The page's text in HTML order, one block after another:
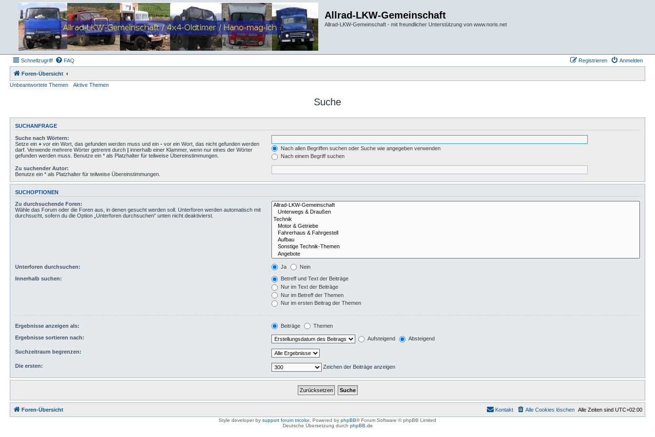
Allrad-LKW-Gemeinschaft
Allrad-LKW-Gemeinschaft - mit freundlicher Unterstützung von www.noris.net
Schnellzugriff FAQ Anmelden
Registrieren
Foren-Übersicht
Unbeantwortete Themen
Aktive Themen
Suche
SUCHANFRAGE
Suche nach Wörtern:
Setze ein + vor ein Wort, das gefunden werden muss und ein - vor ein Wort, das nicht gefunden werden
darf. Verwende mehrere Wörter getrennt durch | innerhalb einer Klammer, wenn nur eines der Wörter
gefunden werden muss. Benutze ein * als Platzhalter für teilweise Übereinstimmungen.
Nach allen Begriffen suchen oder Suche wie angegeben verwenden
Nach einem Begriff suchen
Zu suchender Autor:
Benutze ein * als Platzhalter für teilweise Übereinstimmungen.
SUCHOPTIONEN
Zu durchsuchende Foren:
Wähle das Forum oder die Foren aus, in denen gesucht werden soll. Unterforen werden automatisch mit
durchsucht, sofern du die Option „Unterforen durchsuchen“ unten nicht deaktivierst.
Unterforen durchsuchen: Ja Nein
Innerhalb suchen:
Betreff und Text der Beiträge
Nur im Text der Beiträge
Nur im Betreff der Themen
Nur im ersten Beitrag der Themen
Ergebnisse anzeigen als: Beiträge Themen
Ergebnisse sortieren nach: Aufsteigend Absteigend
Suchzeitraum begrenzen:
Die ersten: Zeichen der Beiträge anzeigen
Foren-Übersicht Alle Zeiten sind UTC+02:00
Alle Cookies löschen
Kontakt
Style developer by support forum tricolor, Powered by phpBB® Forum Software © phpBB Limited
Deutsche Übersetzung durch phpBB.de